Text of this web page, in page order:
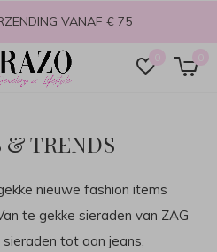
0 0
terug
& TRENDS
nieuwe fashion items
te gekke sieraden van ZAG
sieraden tot aan jeans,